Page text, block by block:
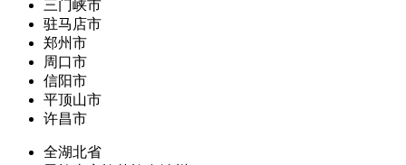
三门峡市
驻马店市
郑州市
周口市
信阳市
平顶山市
许昌市
全湖北省